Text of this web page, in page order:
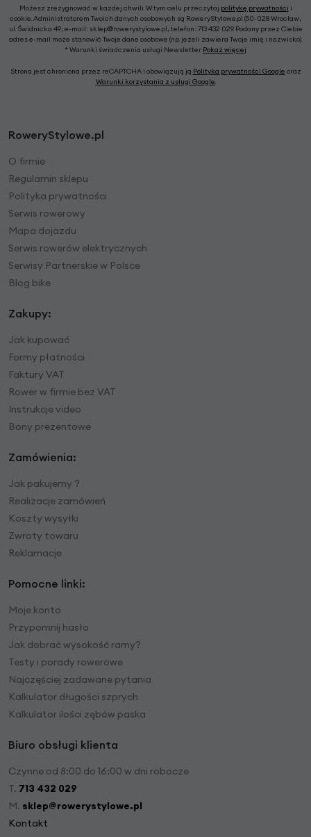
Możesz zrezygnować w każdej chwili. W tym celu przeczytaj politykę prywatności i
cookie. Administratorem Twoich danych osobowych są RoweryStylowe.pl (50-028 Wrocław,
ul. Świdnicka 49; e-mail: sklep@rowerystylowe.pl, telefon: 713 432 029. Podany przez Ciebie
adres e-mail może stanowić Twoje dane osobowe (np. jeżeli zawiera Twoje imię i nazwisko).
* Warunki świadczenia usługi Newsletter Pokaż więcej
Strona jest chroniona przez reCAPTCHA i obowiązują ją Polityka prywatności Google oraz
Warunki korzystania z usługi Google.
RoweryStylowe.pl
O firmie
Regulamin sklepu
Polityka prywatności
Serwis rowerowy
Mapa dojazdu
Serwis rowerów elektrycznych
Serwisy Partnerskie w Polsce
Blog bike
Zakupy:
Jak kupować
Formy płatności
Faktury VAT
Rower w firmie bez VAT
Instrukcje video
Bony prezentowe
Zamówienia:
Jak pakujemy ?
Realizacje zamówień
Koszty wysyłki
Zwroty towaru
Reklamacje
Pomocne linki:
Moje konto
Przypomnij hasło
Jak dobrać wysokość ramy?
Testy i porady rowerowe
Najczęściej zadawane pytania
Kalkulator długości szprych
Kalkulator ilości zębów paska
Biuro obsługi klienta
Czynne od 8:00 do 16:00 w dni robocze
T. 713 432 029
M. sklep@rowerystylowe.pl
Kontakt